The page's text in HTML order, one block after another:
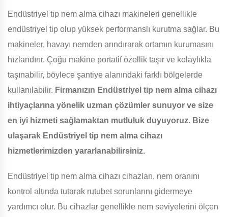
Endüstriyel tip nem alma cihazı makineleri genellikle
endüstriyel tip olup yüksek performanslı kurutma sağlar. Bu
makineler, havayı nemden arındırarak ortamın kurumasını
hızlandırır. Çoğu makine portatif özellik taşır ve kolaylıkla
taşınabilir, böylece şantiye alanındaki farklı bölgelerde
kullanılabilir. Firmanızın Endüstriyel tip nem alma cihazı
ihtiyaçlarına yönelik uzman çözümler sunuyor ve size
en iyi hizmeti sağlamaktan mutluluk duyuyoruz. Bize
ulaşarak Endüstriyel tip nem alma cihazı
hizmetlerimizden yararlanabilirsiniz.
Endüstriyel tip nem alma cihazı cihazları, nem oranını
kontrol altında tutarak rutubet sorunlarını gidermeye
yardımcı olur. Bu cihazlar genellikle nem seviyelerini ölçen